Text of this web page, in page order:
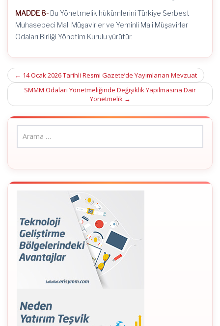
MADDE 8- Bu Yönetmelik hükümlerini Türkiye Serbest
Muhasebeci Mali Müşavirler ve Yeminli Mali Müşavirler
Odaları Birliği Yönetim Kurulu yürütür.
Post
navigation
← 14 Ocak 2026 Tarihli Resmi Gazete’de Yayımlanan Mevzuat
SMMM Odaları Yönetmeliğinde Değişiklik Yapılmasına Dair
Yönetmelik →